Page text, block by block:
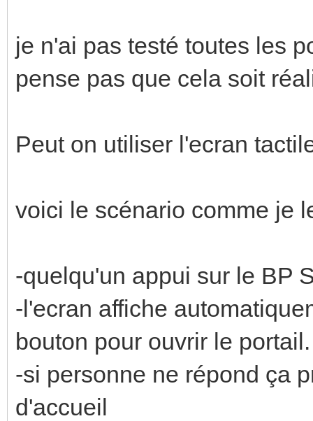
je n'ai pas testé toutes les
pense pas que cela soit
Peut on utiliser l'ecran
voici le scénario comme je
-quelqu'un appui sur le BP
-l'ecran affiche
bouton pour ouvrir le portail.
-si personne ne répond ça
d'accueil